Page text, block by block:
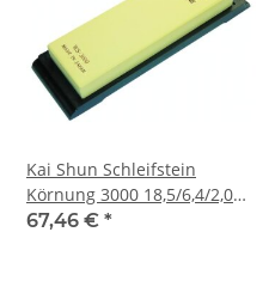
Kai Shun Schleifstein
Körnung 3000 18,5/6,4/2,0
cm L/B/H
67,46 € *